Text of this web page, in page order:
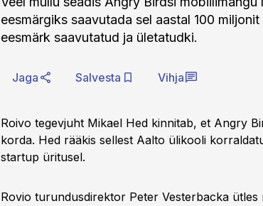
eesmärgiks saavutada sel aastal 100
eesmärk saavutatud ja ületatudki.
Jaga Salvesta Vihja
Roivo tegevjuht Mikael Hed kinnitab, et Angry
korda. Hed rääkis sellest Aalto ülikooli
startup üritusel.
Rovio turundusdirektor Peter Vesterbacka ütles